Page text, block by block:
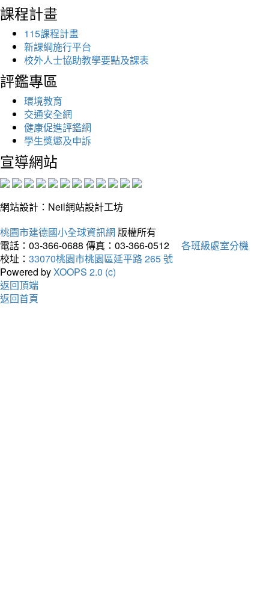
課程計畫
115課程計畫
新課綱施行平台
校外人士協助教學要點及課表
評鑑專區
環境教育
交通安全網
健康促進評鑑網
學生獎懲及申訴
宣導網站
網站設計：Neil網站設計工坊
桃園市建德國小全球資訊網 版權所有
電話：03-366-0688 傳真：03-366-0512
各班級處室分機
校址： 33070桃園市桃園區延平路 265 號
Powered byXOOPS 2.0 (c)
返回頂端
返回首頁